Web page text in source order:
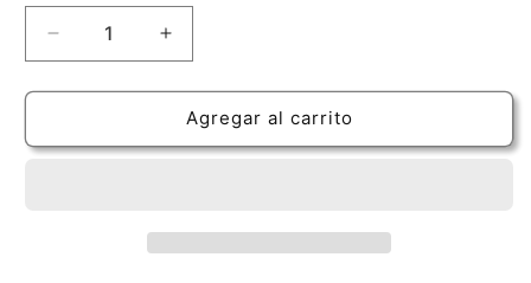
Reducir
cantidad
para
Augustine
Aumentar
cantidad
para
Bajos
Augustine
Agregar al carrito